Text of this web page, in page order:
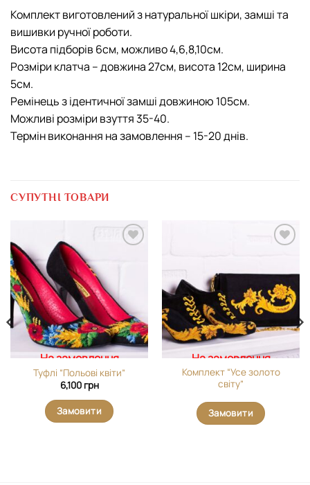
Комплект виготовлений з натуральної шкіри, замші та
вишивки ручної роботи.
Висота підборів 6см, можливо 4,6,8,10см.
Розміри клатча – довжина 27см, висота 12см, ширина
5см.
Ремінець з ідентичної замші довжиною 105см.
Можливі розміри взуття 35-40.
Термін виконання на замовлення – 15-20 днів.
СУПУТНІ ТОВАРИ
На замовлення
Туфлі “Польові квіти”
6,100 грн
Замовити
вибране
На замовлення
Комплект “Усе золото
світу”
Замовити